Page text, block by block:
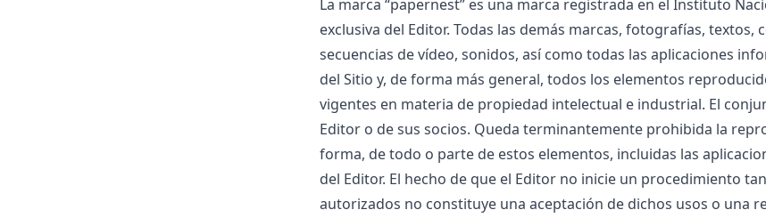
La marca “papernest” es una marca registrada en el Instituto
exclusiva del Editor. Todas las demás marcas, fotografías,
secuencias de vídeo, sonidos, así como todas las aplicaciones
del Sitio y, de forma más general, todos los elementos
vigentes en materia de propiedad intelectual e industrial. El
Editor o de sus socios. Queda terminantemente prohibida la
forma, de todo o parte de estos elementos, incluidas las
del Editor. El hecho de que el Editor no inicie un procedimiento
autorizados no constituye una aceptación de dichos usos o una